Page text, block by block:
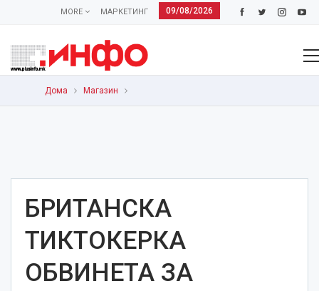
09/08/2026
МАРКЕТИНГ
MORE
Дома Магазин
БРИТАНСКА
ТИКТОКЕРКА
ОБВИНЕТА ЗА